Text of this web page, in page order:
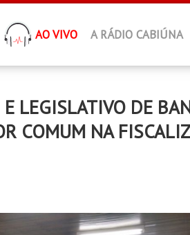
AO VIVO A RÁDIO CABIÚNA
LEGISLATIVO DE
COMUM NA